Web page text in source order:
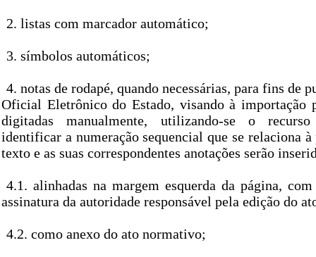
2. listas com marcador automático;
3. símbolos automáticos;
4. notas de rodapé, quando necessárias, para fins de
Oficial Eletrônico do Estado, visando à importação
digitadas manualmente, utilizando-se o
identificar a numeração sequencial que se relaciona
texto e as suas correspondentes anotações serão
4.1. alinhadas na margem esquerda da página,
assinatura da autoridade responsável pela edição do
4.2. como anexo do ato normativo;